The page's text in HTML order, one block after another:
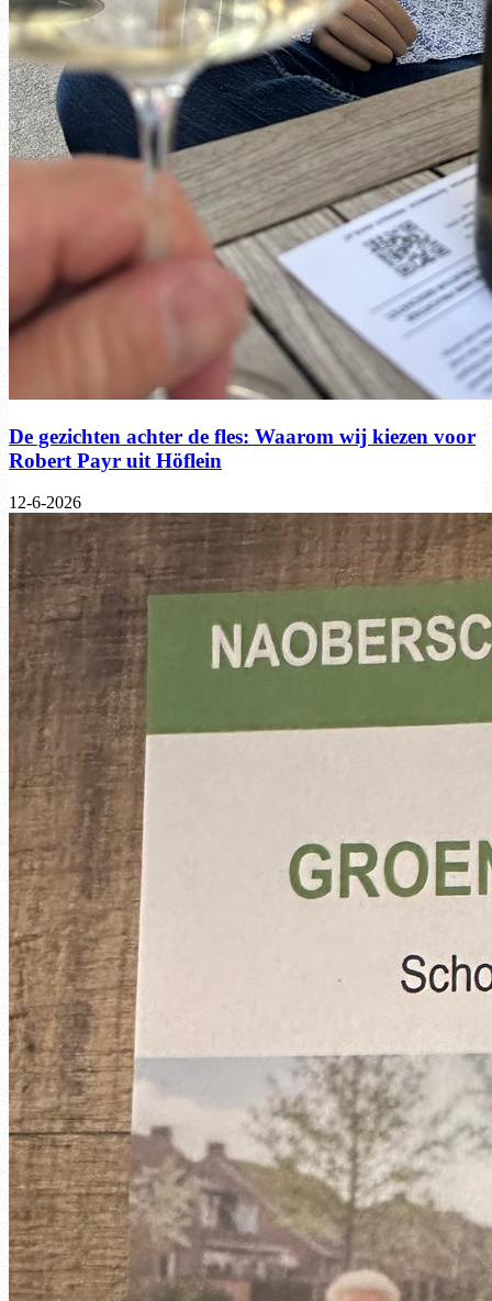
De gezichten achter de fles: Waarom wij kiezen voor
Robert Payr uit Höflein
12-6-2026